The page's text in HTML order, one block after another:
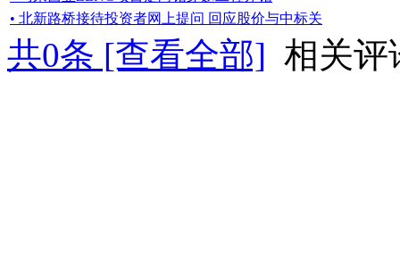
• 北新路桥接待投资者网上提问 回应股价与中标关
共0条 [查看全部] 相关评